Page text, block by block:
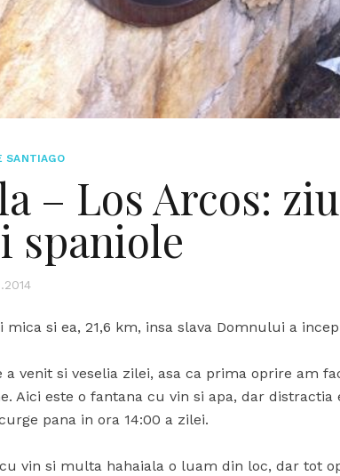
SANTIAGO
– Los Arcos:
spaniole
mica si ea, 21,6 km, insa slava Domnului a
a venit si veselia zilei, asa ca prima oprire am
Aici este o fantana cu vin si apa, dar
pana in ora 14:00 a zilei.
vin si multa hahaiala o luam din loc, dar tot